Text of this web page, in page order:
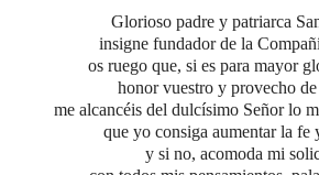
Glorioso padre y patriarca
insigne fundador de la
os ruego que, si es para mayor
honor vuestro y provecho
me alcancéis del dulcísimo Señor lo
que yo consiga aumentar la fe
y si no, acomoda mi